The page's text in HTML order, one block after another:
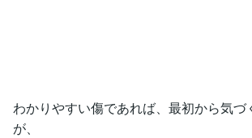
わかりやすい傷であれば、最初から気づ
が、